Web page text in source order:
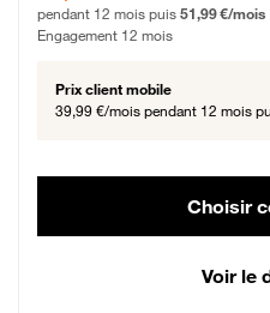
pendant 12 mois puis 51,99 €/mois
Engagement 12 mois
Prix client mobile
39,99 €/mois pendant 12 mois
Choisir
Voir le